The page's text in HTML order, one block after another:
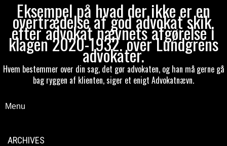
Eksempel på hvad der ikke er en
overtrædelse af god advokat skik,
efter advokat nævnets afgørelse i
klagen 2020-1932. over Lundgrens
advokater.
Hvem bestemmer over din sag, det gør advokaten, og han må gerne gå
bag ryggen af klienten, siger et enigt Advokatnævn.
Menu
ARCHIVES